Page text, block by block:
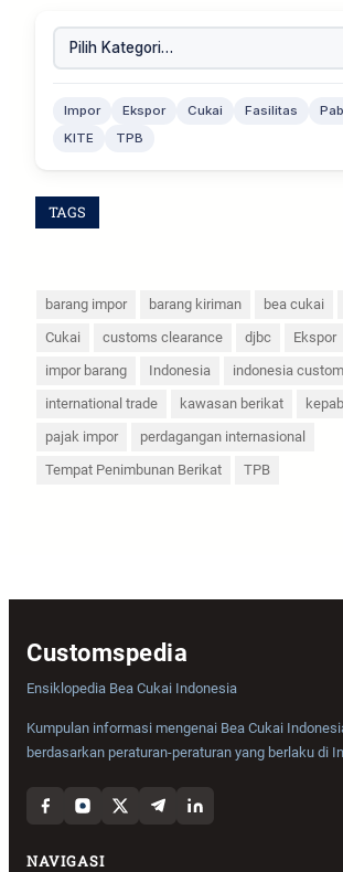
Impor Ekspor Cukai Fasilitas
KITE
TPB
TAGS
barang impor barang kiriman bea cukai
Cukai
customs clearance djbc Ekspor
impor barang
Indonesia
indonesia
international trade
kawasan berikat
pajak impor
perdagangan internasional
Tempat Penimbunan Berikat
TPB
Customspedia
Ensiklopedia Bea Cukai Indonesia
Kumpulan informasi mengenai Bea Cukai
berdasarkan peraturan-peraturan yang berlaku di
NAVIGASI